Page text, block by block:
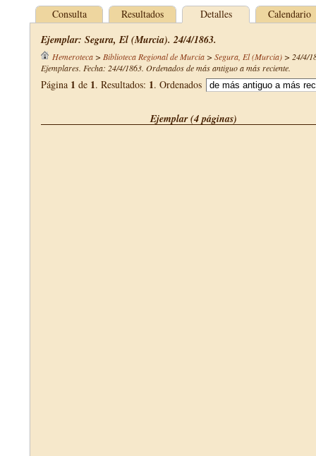
Consulta Resultados Detalles Calendario
Ejemplar: Segura, El (Murcia). 24/4/1863.
Hemeroteca> Biblioteca Regional de Murcia> Segura, El (Murcia)> 24/4/
Ejemplares. Fecha: 24/4/1863. Ordenados de más antiguo a más reciente.
Página 1 de 1. Resultados: 1. Ordenados
Ejemplar (4 páginas)